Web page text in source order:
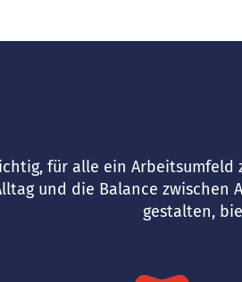
für alle ein Arbeitsumfeld
und die Balance zwischen
gestalten,